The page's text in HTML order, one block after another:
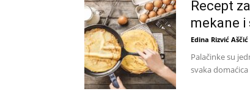
Recept
mekane i
Edina Rizvić Aščić
Palačinke su
svaka